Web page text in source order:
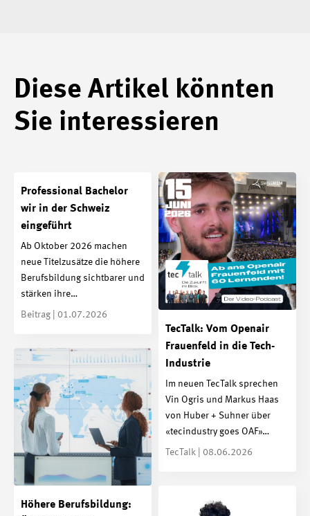
Diese Artikel könnten
Sie interessieren
Professional Bachelor
wir in der Schweiz
eingeführt
Ab Oktober 2026 machen
neue Titelzusätze die höhere
Berufsbildung sichtbarer und
stärken ihre…
Beitrag | 01.07.2026
TecTalk: Vom Openair
Frauenfeld in die Tech-
Industrie
Im neuen TecTalk sprechen
Vin Ogris und Markus Haas
von Huber + Suhner über
«tecindustry goes OAF»…
TecTalk | 08.06.2026
Höhere Berufsbildung: